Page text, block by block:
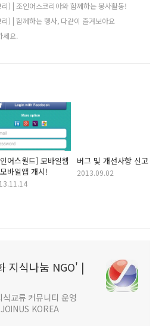
) | 조인어스코리아와 함께하는 봉사활동!
) | 함께하는 행사, 다같이 즐겨보아요
세요.
어스월드] 모바일웹
바일앱 개시!
버그 및 개선사항 신고
2013.09.02
지식나눔 NGO' |
교류 커뮤니티 운영
KOREA